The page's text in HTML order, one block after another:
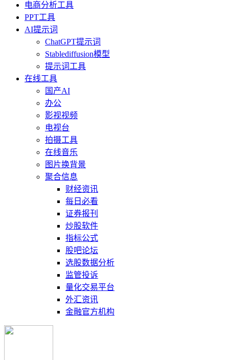
电商分析工具
PPT工具
AI提示词
ChatGPT提示词
Stablediffusion模型
提示词工具
在线工具
国产AI
办公
影视视频
电视台
拍摄工具
在线音乐
图片换背景
聚合信息
财经资讯
每日必看
证券报刊
炒股软件
指标公式
股吧论坛
选股数据分析
监管投诉
量化交易平台
外汇资讯
金融官方机构